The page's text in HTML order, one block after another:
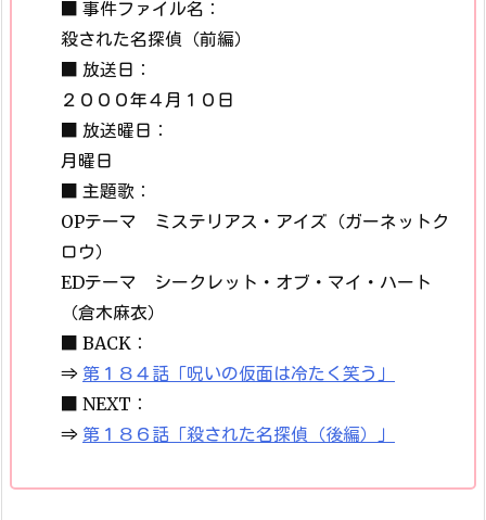
■ 事件ファイル名：
殺された名探偵（前編）
■ 放送日：
２０００年４月１０日
■ 放送曜日：
月曜日
■ 主題歌：
OPテーマ ミステリアス・アイズ（ガーネットク
ロウ）
EDテーマ シークレット・オブ・マイ・ハート
（倉木麻衣）
■ BACK：
⇒ 第１８４話「呪いの仮面は冷たく笑う」
■ NEXT：
⇒ 第１８６話「殺された名探偵（後編）」